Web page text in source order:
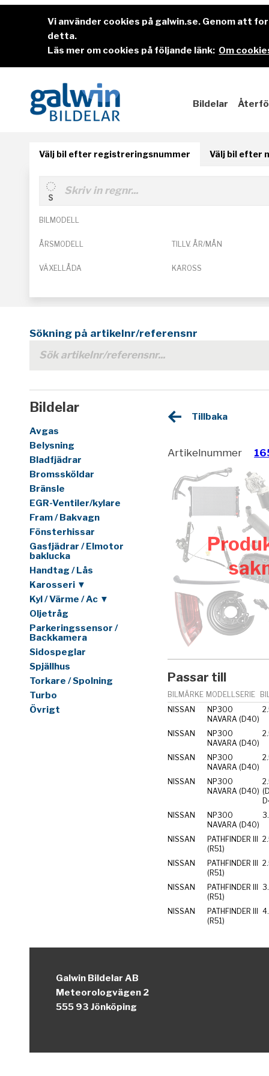
Vi använder cookies på galwin.se. Genom att
detta.
Läs mer om cookies på följande länk: Om
Bildelar
Välj bil efter registreringsnummer Välj bil efter
BILMODELL
ÅRSMODELL TILLV. ÅR/MÅN
VÄXELLÅDA KAROSS
Sökning på artikelnr/referensnr
Bildelar
Avgas
Belysning
Bladfjädrar
Bromssköldar
Bränsle
EGR-Ventiler/kylare
Fram / Bakvagn
Fönsterhissar
Gasfjädrar / Elmotor
baklucka
Handtag / Lås
Karosseri ▼
Kyl / Värme / Ac ▼
Oljetråg
Parkeringssensor /
Backkamera
Sidospeglar
Spjällhus
Torkare / Spolning
Turbo
Övrigt
Tillbaka
Artikelnummer
Passar till
BILMÄRKE MODELLSERIE
NISSAN
NP300
NAVARA (D40)
NISSAN
NP300
NAVARA (D40)
NISSAN
NP300
NAVARA (D40)
NISSAN
NP300
NAVARA (D40)
NISSAN
NP300
NAVARA (D40)
NISSAN
PATHFINDER III
(R51)
NISSAN
PATHFINDER III
(R51)
NISSAN
PATHFINDER III
(R51)
NISSAN
PATHFINDER III
(R51)
Galwin Bildelar AB
Meteorologvägen 2
555 93 Jönköping